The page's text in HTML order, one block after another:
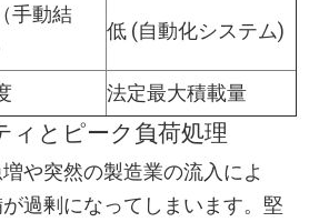
手動結
低 (自動化システム)
法定最大積載量
ィとピーク負荷処理
や突然の製造業の流入によ
過剰になってしまいます。堅